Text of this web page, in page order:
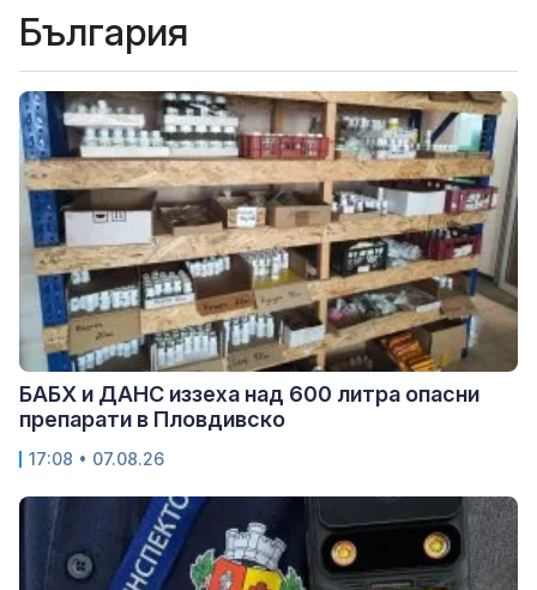
България
БАБХ и ДАНС иззеха над 600 литра опасни
препарати в Пловдивско
17:08 • 07.08.26